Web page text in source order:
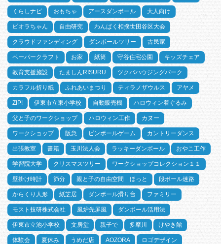
くらしナビ おもちゃ アースダンボール 大人向け
ビオラちゃん 自由研究 わんぱく相撲世田谷区大会
クラウドファンディング ダンボールツリー 古民家
ペーパークラフト お家 紙筒 守谷住宅公園 キッズチェア
教育支援施設 たましんRISURU ツクバハウジングパーク
カラフル折り紙 ふれあいまつり ティラノザウルス アヤメ
ZIP! 伊東市立東小学校 自動販売機 ハロウィン着ぐるみ
父と子のワークショップ ハロウィン工作 カヌー
ワークショップ 阪急 ピンボールゲーム カントリーダンス
出張教室 書籍 玉川法人会 ラッキーダンボール おやこ工作
学習院大学 クリスマスツリー ワークショップコレクション１１
壁掛け時計 節分 親と子の自由空間 ほっと 段ボール迷路
からくり人形 紙芝居 ダンボール滑り台 ファミリー
モスト技研株式会社 風炉先屏風 ダンボール活用法
伊東市立池小学校 文房堂 親子で 多摩川 けやき館
体験会 夏休み うめだ店 AOZORA ロゴデザイン